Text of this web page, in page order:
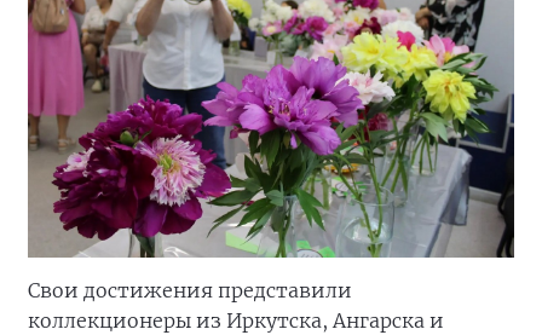
Свои достижения представили
коллекционеры из Иркутска, Ангарска и